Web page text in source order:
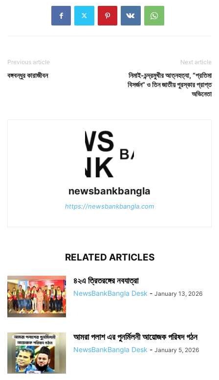
Previous article
বঙ্গবন্ধুর কারাজীবন
Next article
নিমাই-চন্দ্রমুখীর আত্নহত্যা, “প্রতিমা
বিসর্জন” ও তিন জাতীয় পুরস্কার প্রাপ্ত
অভিনেতা
newsbankbangla
https://newsbankbangla.com
RELATED ARTICLES
৪২এ ত্রিতরঙ্গের নবযাত্রা
NewsBankBangla Desk - January 13, 2026
আমরা পলাশ এর পুনর্মিলনী আয়োজক পরিষদ গঠন
NewsBankBangla Desk - January 5, 2026